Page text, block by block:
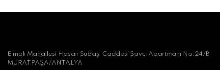
Elmalı Mahallesi Hasan Subaşı Caddesi Savcı Apartmanı No:24/B
MURATPAŞA/ANTALYA